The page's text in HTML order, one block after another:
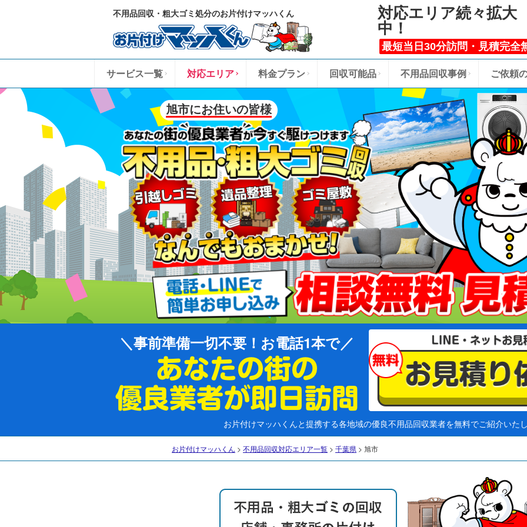
不用品回収・粗大ゴミ処分のお片付けマッハくん 対応エリア続々拡大
中！
最短当日30分訪問・見積完全
サービス一覧 対応エリア 料金プラン 回収可能品 不用品回収事例 ご依頼
旭市にお住いの皆様
事前準備一切不要！お電話1本で
お片付けマッハくんと提携する各地域の優良不用品回収業者を無料でご紹介いた
お片付けマッハくん > 不用品回収対応エリア一覧 > 千葉県 > 旭市